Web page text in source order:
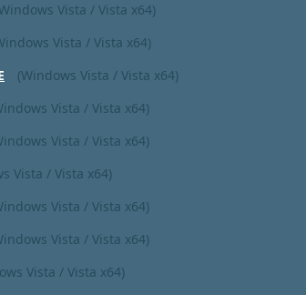
Vista / Vista x64)
Vista / Vista x64)
(Windows Vista / Vista x64)
Vista / Vista x64)
Vista / Vista x64)
Vista / Vista x64)
Vista / Vista x64)
Vista / Vista x64)
Vista / Vista x64)